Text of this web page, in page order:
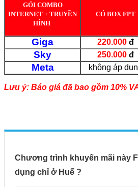
GÓI COMBO
INTERNET + TRUYỀN
HÌNH
CÓ BOX FPT
Giga 220.000 đ
Sky 250.000 đ
Meta không áp
Lưu ý: Báo giá đã bao gồm 10%
Chương trình khuyến mãi này
dụng chỉ ở Huế ?